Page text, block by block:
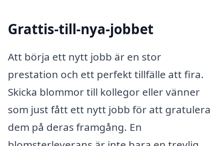
Grattis-till-nya-jobbet
Att börja ett nytt jobb är en stor
prestation och ett perfekt tillfälle att fira.
Skicka blommor till kollegor eller vänner
som just fått ett nytt jobb för att gratulera
dem på deras framgång. En